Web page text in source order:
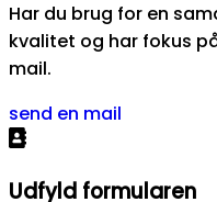
Har du brug for en
kvalitet og har fokus
mail.
send en mail
Udfyld formularen